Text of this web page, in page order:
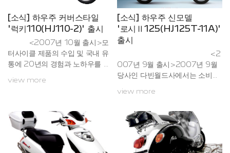
는 유압식 듀얼 캘리퍼 브레이크
시스템을 장착하고 있습니다. 또
한, 스카이 호크(HJ125T-16)는
etor) 방식뿐만이 아닌 ...
e"는 브랜드 가치가 77억 9100
만 위엔(한화 약 1...
[소식] 하우주 커버스타일
'럭키110(HJ110-2)' 출시
<2007년 10월 출시>모
터사이클 제품의 수입 및 국내 유
통에 20년의 경험과 노하우를 바
년 연속 중국 매출, 생산, 판매에
년 10월부터 국내에 110cc급 커
브 스타일 모터사이클인 럭키110
(HJ110-2)을 출시하게 되었습니
다. 이번에 당사에서 출시 될 럭키
view more
[소식] 하우주 신모델
'로시Ⅱ125(HJ125T-11A)'
출시
<2
007년 9월 출시>2007년 9월
당사인 다빈월드사에서는 소비자
에 힘입어 후속모델인 로시Ⅱ125
게 되었습니다. 이번에 당사에서
출시 된 로시Ⅱ(HJ125T-11A)는
이미 국내에서 널리 호평 받고 있
는 로시의 ...
view more